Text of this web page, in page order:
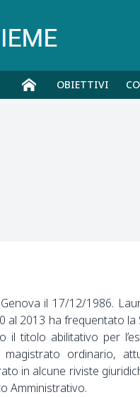
OBIETTIVI
il 17/12/1986.
al 2013 ha frequentato la
il titolo abilitativo per
ordinario,
in alcune riviste
Amministrativo.